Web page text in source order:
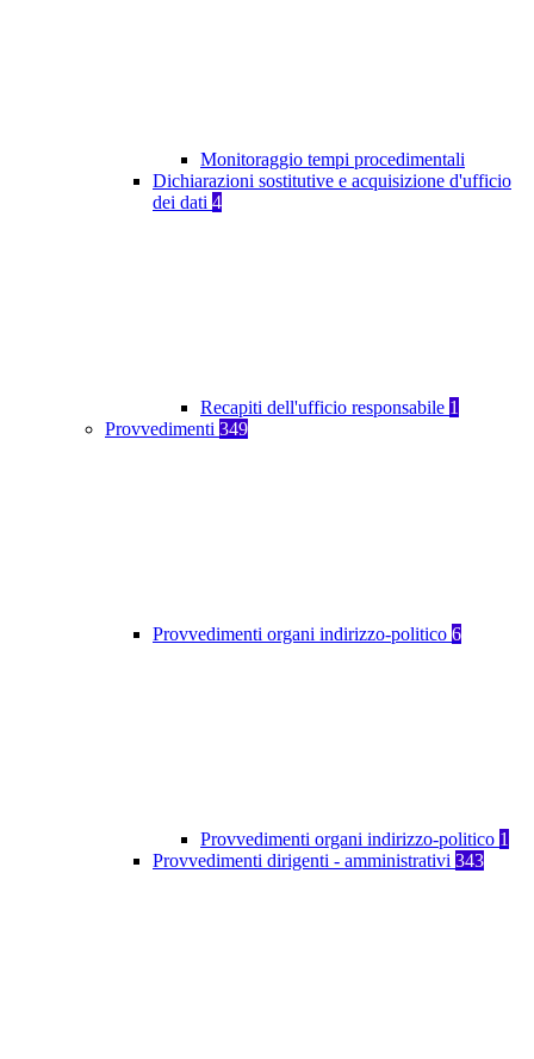
Monitoraggio tempi procedimentali
Dichiarazioni sostitutive e acquisizione d'ufficio
dei dati 4
Recapiti dell'ufficio responsabile 1
Provvedimenti 349
Provvedimenti organi indirizzo-politico 6
Provvedimenti organi indirizzo-politico 1
Provvedimenti dirigenti - amministrativi 343